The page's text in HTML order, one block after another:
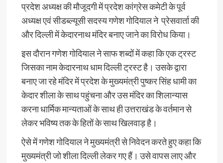
प्रदेश अध्यक्ष की मौजूदगी में प्रदेश कांग्रेस कमेटी के पूर्व
अध्यक्ष एवं सीडब्ल्यूसी सदस्य गणेश गोदियाल ने प्रेसवार्ता की
और दिल्ली में केदारनाथ मंदिर बनाए जाने का विरोध किया।
इस दौरान गणेश गोदियाल ने साफ शब्दों में कहा कि एक ट्रस्ट
जिसका नाम केदारनाथ धाम दिल्ली ट्रस्ट है। उसके द्वारा
बनाए जा रहे मंदिर में प्रदेश के मुख्यमंत्री पुष्कर सिंह धामी का
केदार शीला के साथ पहुंचना और उस मंदिर का शिलान्यास
करना धार्मिक मान्यताओं के साथ ही उत्तराखंड के वर्तमान से
लेकर भविष्य तक के हितों के साथ खिलवाड़ है।
ऐसे में गणेश गोदियाल ने मुख्यमंत्री से निवेदन करते हुए कहा कि
मुख्यमंत्री जो शीला दिल्ली लेकर गए हैं। उसे वापस लाए और